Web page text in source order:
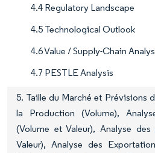
4.4 Regulatory Landscape
4.5 Technological Outlook
4.6 Value / Supply-Chain
4.7 PESTLE Analysis
5. Taille du Marché et Prévisions
la Production (Volume),
(Volume et Valeur), Analyse
Valeur), Analyse des